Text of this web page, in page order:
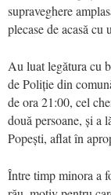
supraveghere
plecase de acasă
Au luat legătura cu
de Poliție din
de ora 21:00, cel
două persoane, și a
Popești, aflat în
Între timp minora a